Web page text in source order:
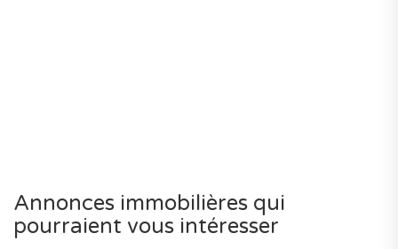
Annonces immobilières qui
pourraient vous intéresser